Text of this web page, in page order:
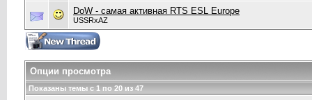
DoW - самая активная RTS ESL Europe
USSRxAZ
Опции просмотра
Показаны темы с 1 по 20 из 47